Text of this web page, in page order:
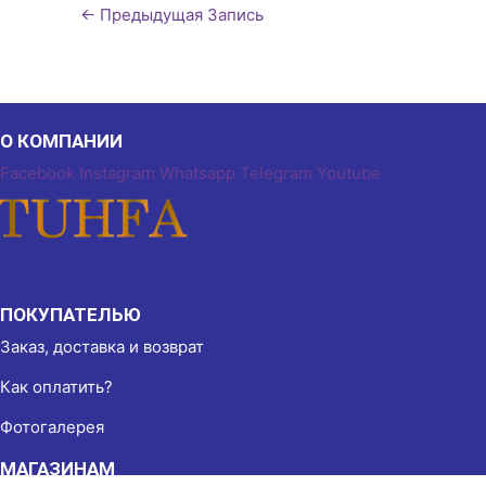
← Предыдущая Запись
О КОМПАНИИ
Facebook Instagram Whatsapp Telegram Youtube
ПОКУПАТЕЛЬЮ
Заказ, доставка и возврат
Как оплатить?
Фотогалерея
МАГАЗИНАМ